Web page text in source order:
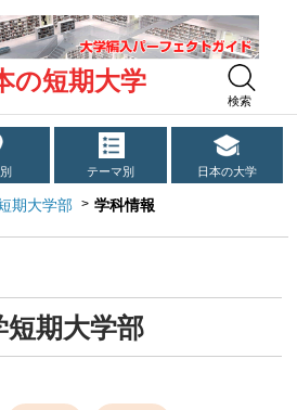
の短期大学
検索
テーマ別 日本の大学
期大学部 学科情報
短期大学部